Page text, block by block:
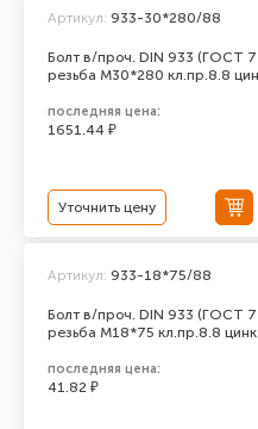
Болт в/проч. DIN 933 (ГОСТ
резьба М30*280 кл.пр.8.8
Артикул: 933-30*280/88
последняя цена:
1651.44 ₽
Уточнить цену
Болт в/проч. DIN 933 (ГОСТ
резьба М18*75 кл.пр.8.8 цинк
Артикул: 933-18*75/88
последняя цена:
41.82 ₽